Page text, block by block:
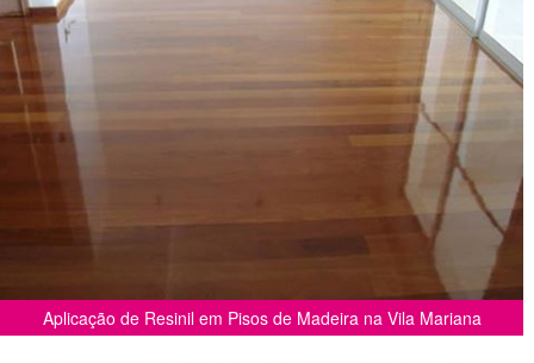
Aplicação de Resinil em Pisos de Madeira na Vila Mariana